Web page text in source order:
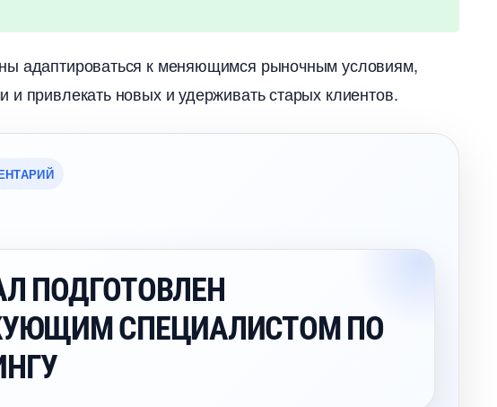
адаптироваться к меняющимся рыночным условиям,
и привлекать новых и удерживать старых клиентов.
ПОДГОТОВЛЕН
СПЕЦИАЛИСТОМ ПО